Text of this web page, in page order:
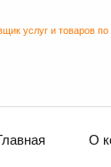
услуг и товаров по
О